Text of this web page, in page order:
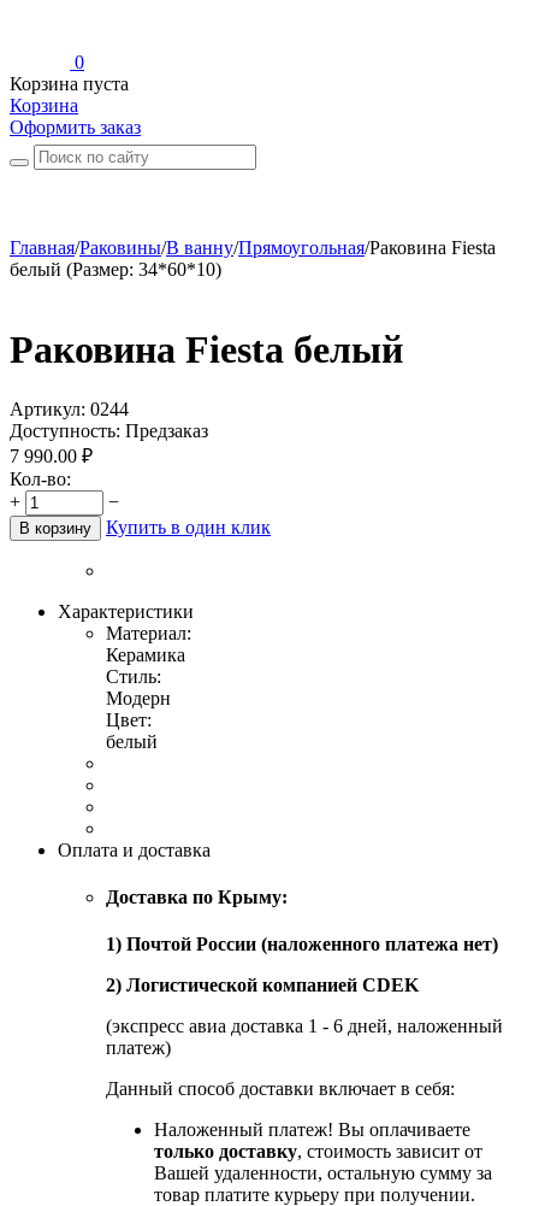
0
Корзина пуста
Корзина
Оформить заказ
Главная/Раковины/В ванну/Прямоугольная/Раковина Fiesta
белый (Размер: 34*60*10)
Раковина Fiesta белый
Артикул: 0244
Доступность: Предзаказ
7 990.00 ₽
Кол-во:
+
−
В корзину Купить в один клик
Характеристики
Материал:
Керамика
Стиль:
Модерн
Цвет:
белый
Оплата и доставка
Доставка по Крыму:
1) Почтой России (наложенного платежа нет)
2) Логистической компанией CDEK
(экспресс авиа доставка 1 - 6 дней, наложенный
платеж)
Данный способ доставки включает в себя:
Наложенный платеж! Вы оплачиваете
только доставку, стоимость зависит от
Вашей удаленности, остальную сумму за
товар платите курьеру при получении.